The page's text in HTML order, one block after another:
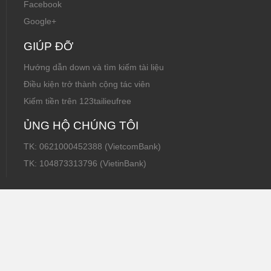
Facebook
Google+
GIÚP ĐỠ
Hướng dẫn down và tìm kiếm tài liệu
Điều kiện trở thành cộng tác viên
Kiếm tiền trên 123tailieufree
ỦNG HỘ CHÚNG TÔI
TK: 0621000452388 (VietcomBank)
TK: 104873313796 (VietinBank)